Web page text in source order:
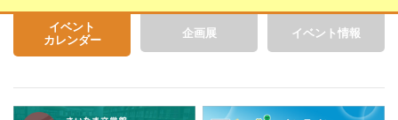
イベント
カレンダー
企画展 イベント情報